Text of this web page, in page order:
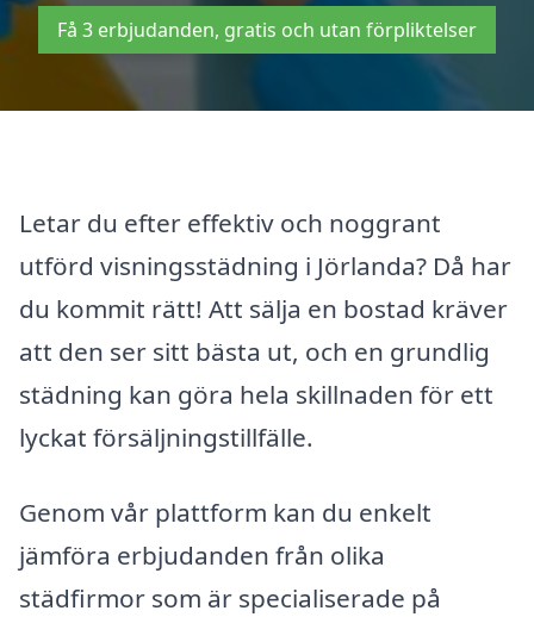
Få 3 erbjudanden, gratis och utan förpliktelser
Letar du efter effektiv och noggrant
utförd visningsstädning i Jörlanda? Då har
du kommit rätt! Att sälja en bostad kräver
att den ser sitt bästa ut, och en grundlig
städning kan göra hela skillnaden för ett
lyckat försäljningstillfälle.
Genom vår plattform kan du enkelt
jämföra erbjudanden från olika
städfirmor som är specialiserade på